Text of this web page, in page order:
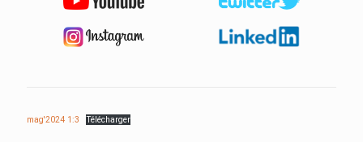
mag'2024 1:3 Télécharger